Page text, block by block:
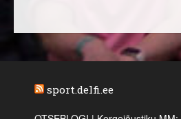
sport.delfi.ee